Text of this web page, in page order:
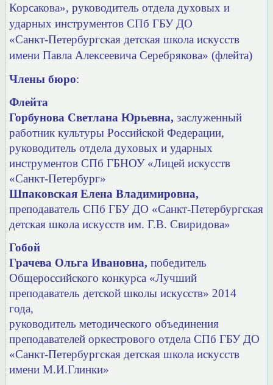
Корсакова»,руководитель отдела духовых и
ударных инструментов СПб ГБУ ДО
«Санкт-Петербургская детская школа искусств
имени Павла Алексеевича Серебрякова» (флейта)
Члены бюро:
Флейта
Горбунова Светлана Юрьевна, заслуженный
работник культуры Российской Федерации,
руководитель отдела духовых и ударных
инструментов СПб ГБНОУ «Лицей искусств
«Санкт-Петербург»
Шпаковская Елена Владимировна,
преподаватель СПб ГБУ ДО «Санкт-Петербургская
детская школа искусств им. Г.В. Свиридова»
Гобой
Грачева Ольга Ивановна,победитель
Общероссийского конкурса «Лучший
преподаватель детской школы искусств» 2014
года,
руководитель методического объединения
преподавателей оркестрового отделаСПб ГБУ ДО
«Санкт-Петербургская детская школа искусств
имени М.И.Глинки»